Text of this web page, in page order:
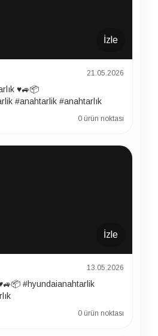
İzle
21.05.2026
♥️🚙📦
#anahtarlik #anahtarlık
0 ürün noktası
İzle
13.05.2026
0 ürün noktası